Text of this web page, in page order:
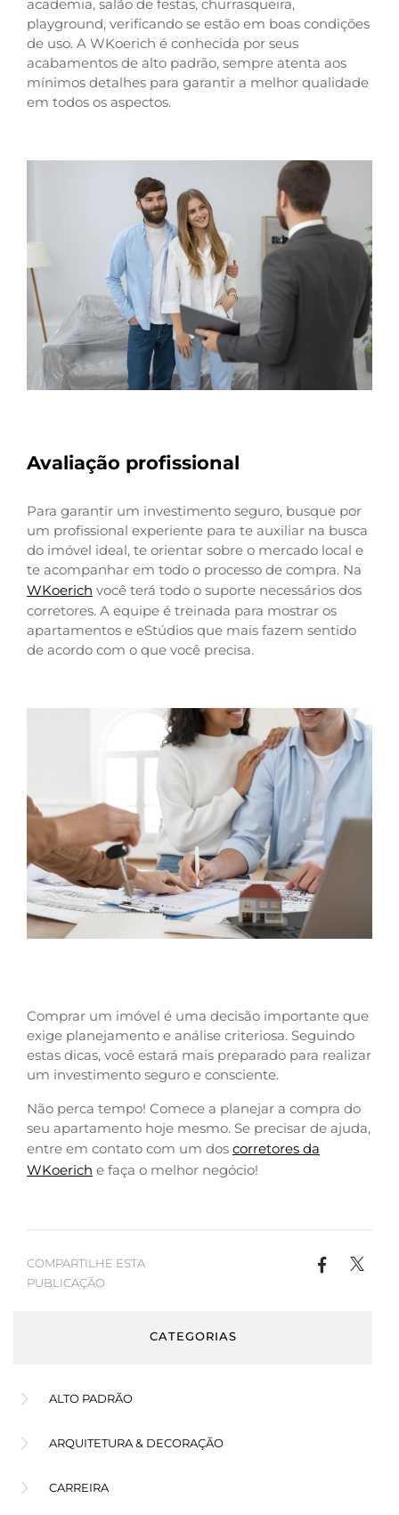
academia, salão de festas, churrasqueira,
playground, verificando se estão em boas condições
de uso. A WKoerich é conhecida por seus
acabamentos de alto padrão, sempre atenta aos
mínimos detalhes para garantir a melhor qualidade
em todos os aspectos.
Avaliação profissional
Para garantir um investimento seguro, busque por
um profissional experiente para te auxiliar na busca
do imóvel ideal, te orientar sobre o mercado local e
te acompanhar em todo o processo de compra. Na
WKoerich você terá todo o suporte necessários dos
corretores. A equipe é treinada para mostrar os
apartamentos e eStúdios que mais fazem sentido
de acordo com o que você precisa.
Comprar um imóvel é uma decisão importante que
exige planejamento e análise criteriosa. Seguindo
estas dicas, você estará mais preparado para realizar
um investimento seguro e consciente.
Não perca tempo! Comece a planejar a compra do
seu apartamento hoje mesmo. Se precisar de ajuda,
entre em contato com um dos corretores da
WKoerich e faça o melhor negócio!
COMPARTILHE ESTA
PUBLICAÇÃO
CATEGORIAS
ALTO PADRÃO
ARQUITETURA & DECORAÇÃO
CARREIRA